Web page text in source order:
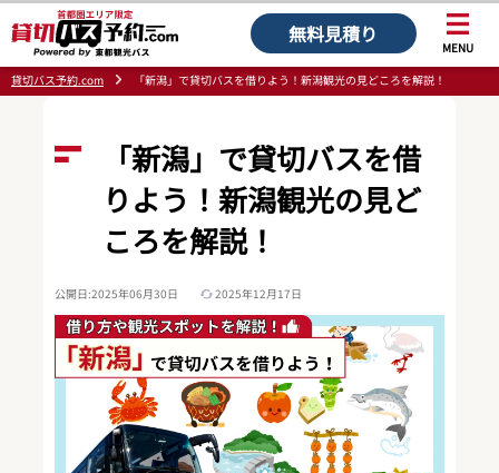
無料見積り
MENU
貸切バス予約.com
「新潟」で貸切バスを借りよう！新潟観光の見どころを解説！
「新潟」で貸切バスを借
りよう！新潟観光の見ど
ころを解説！
公開日:2025年06月30日 2025年12月17日